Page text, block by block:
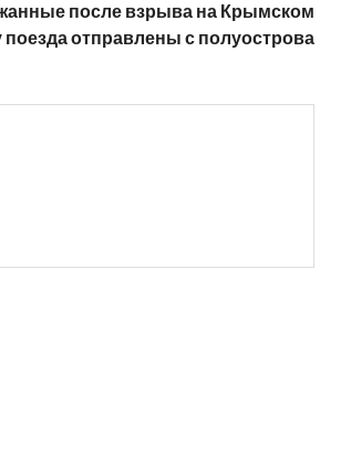
после взрыва на Крымском
поезда отправлены с полуострова